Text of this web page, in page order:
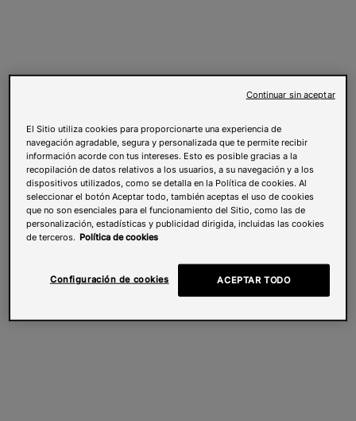
El Sitio utiliza cookies para proporcionarte una experiencia de
navegación agradable, segura y personalizada que te permite recibir
información acorde con tus intereses. Esto es posible gracias a la
recopilación de datos relativos a los usuarios, a su navegación y a los
dispositivos utilizados, como se detalla en la Política de cookies. Al
seleccionar el botón Aceptar todo, también aceptas el uso de cookies
que no son esenciales para el funcionamiento del Sitio, como las de
personalización, estadísticas y publicidad dirigida, incluidas las cookies
de terceros. Política de cookies
Configuración de cookies ACEPTAR TODO
Continuar sin aceptar